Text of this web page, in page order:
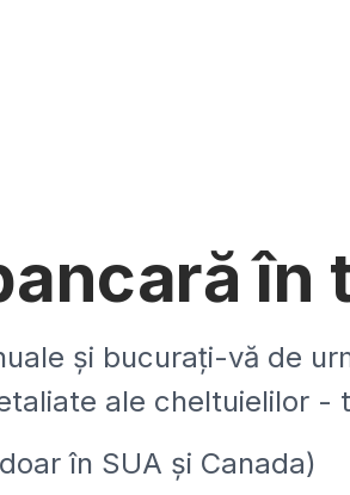
în
și bucurați-vă de
ale cheltuielilor -
în SUA și Canada)